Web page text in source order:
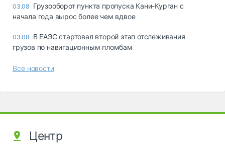
03.08 Грузооборот пункта пропуска Кани-Курган с
начала года вырос более чем вдвое
03.08 В ЕАЭС стартовал второй этап отслеживания
грузов по навигационным пломбам
Все новости
Центр